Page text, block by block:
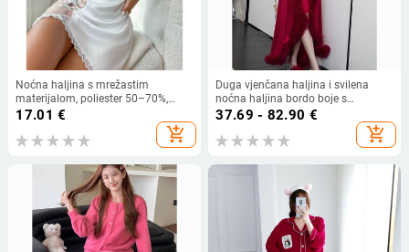
Noćna haljina s mrežastim
materijalom, poliester 50–70%,
ultra-tanka 81–100 g/m², bez
17.01 €
add_shopping_cart
Duga vjenčana haljina i svilena
noćna haljina bordo boje s
ukrasom od perja
37.69 - 82.90 €
add_shopping_cart